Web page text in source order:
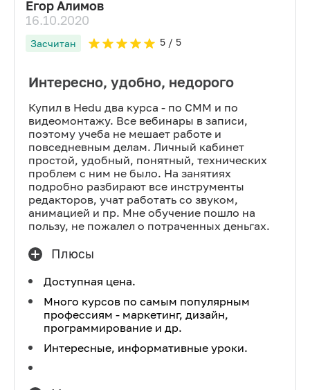
Егор Алимов
16.10.2020
Засчитан 5/ 5
Интересно, удобно, недорого
Купил в Hedu два курса - по СММ и по
видеомонтажу. Все вебинары в записи,
поэтому учеба не мешает работе и
повседневным делам. Личный кабинет
простой, удобный, понятный, технических
проблем с ним не было. На занятиях
подробно разбирают все инструменты
редакторов, учат работать со звуком,
анимацией и пр. Мне обучение пошло на
пользу, не пожалел о потраченных деньгах.
Плюсы
Доступная цена.
Много курсов по самым популярным
профессиям - маркетинг, дизайн,
программирование и др.
Интересные, информативные уроки.